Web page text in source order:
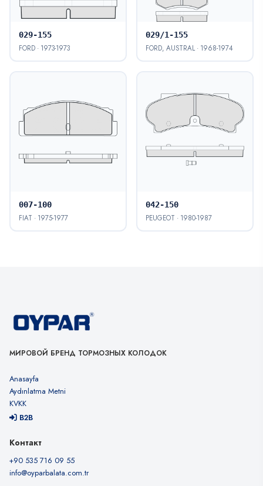
029-155
FORD · 1973-1973
029/1-155
FORD, AUSTRAL · 1968-1974
007-100
FIAT · 1975-1977
042-150
PEUGEOT · 1980-1987
МИРОВОЙ БРЕНД ТОРМОЗНЫХ КОЛОДОК
Anasayfa
Aydınlatma Metni
KVKK
B2B
Контакт
+90 535 716 09 55
info@oyparbalata.com.tr